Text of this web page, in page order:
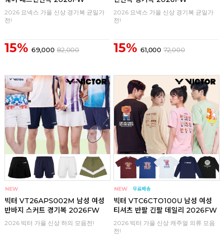
2026 요넥스 가을 신상 경기복 균일가
전!
15% 69,000 82,000
2026 요넥스 가을 신상 경기복 균일가
전!
15% 61,000 72,000
빅터 VT26APS002M 남성 여성
반바지 스커트 경기복 2026FW
2026 빅터 가을 신상 하의 모음전!
빅터 VTC6CTO100U 남성 여성
티셔츠 반팔 긴팔 데일리 2026FW
2026 빅터 가을 신상 캐주얼 의류 모음
전!